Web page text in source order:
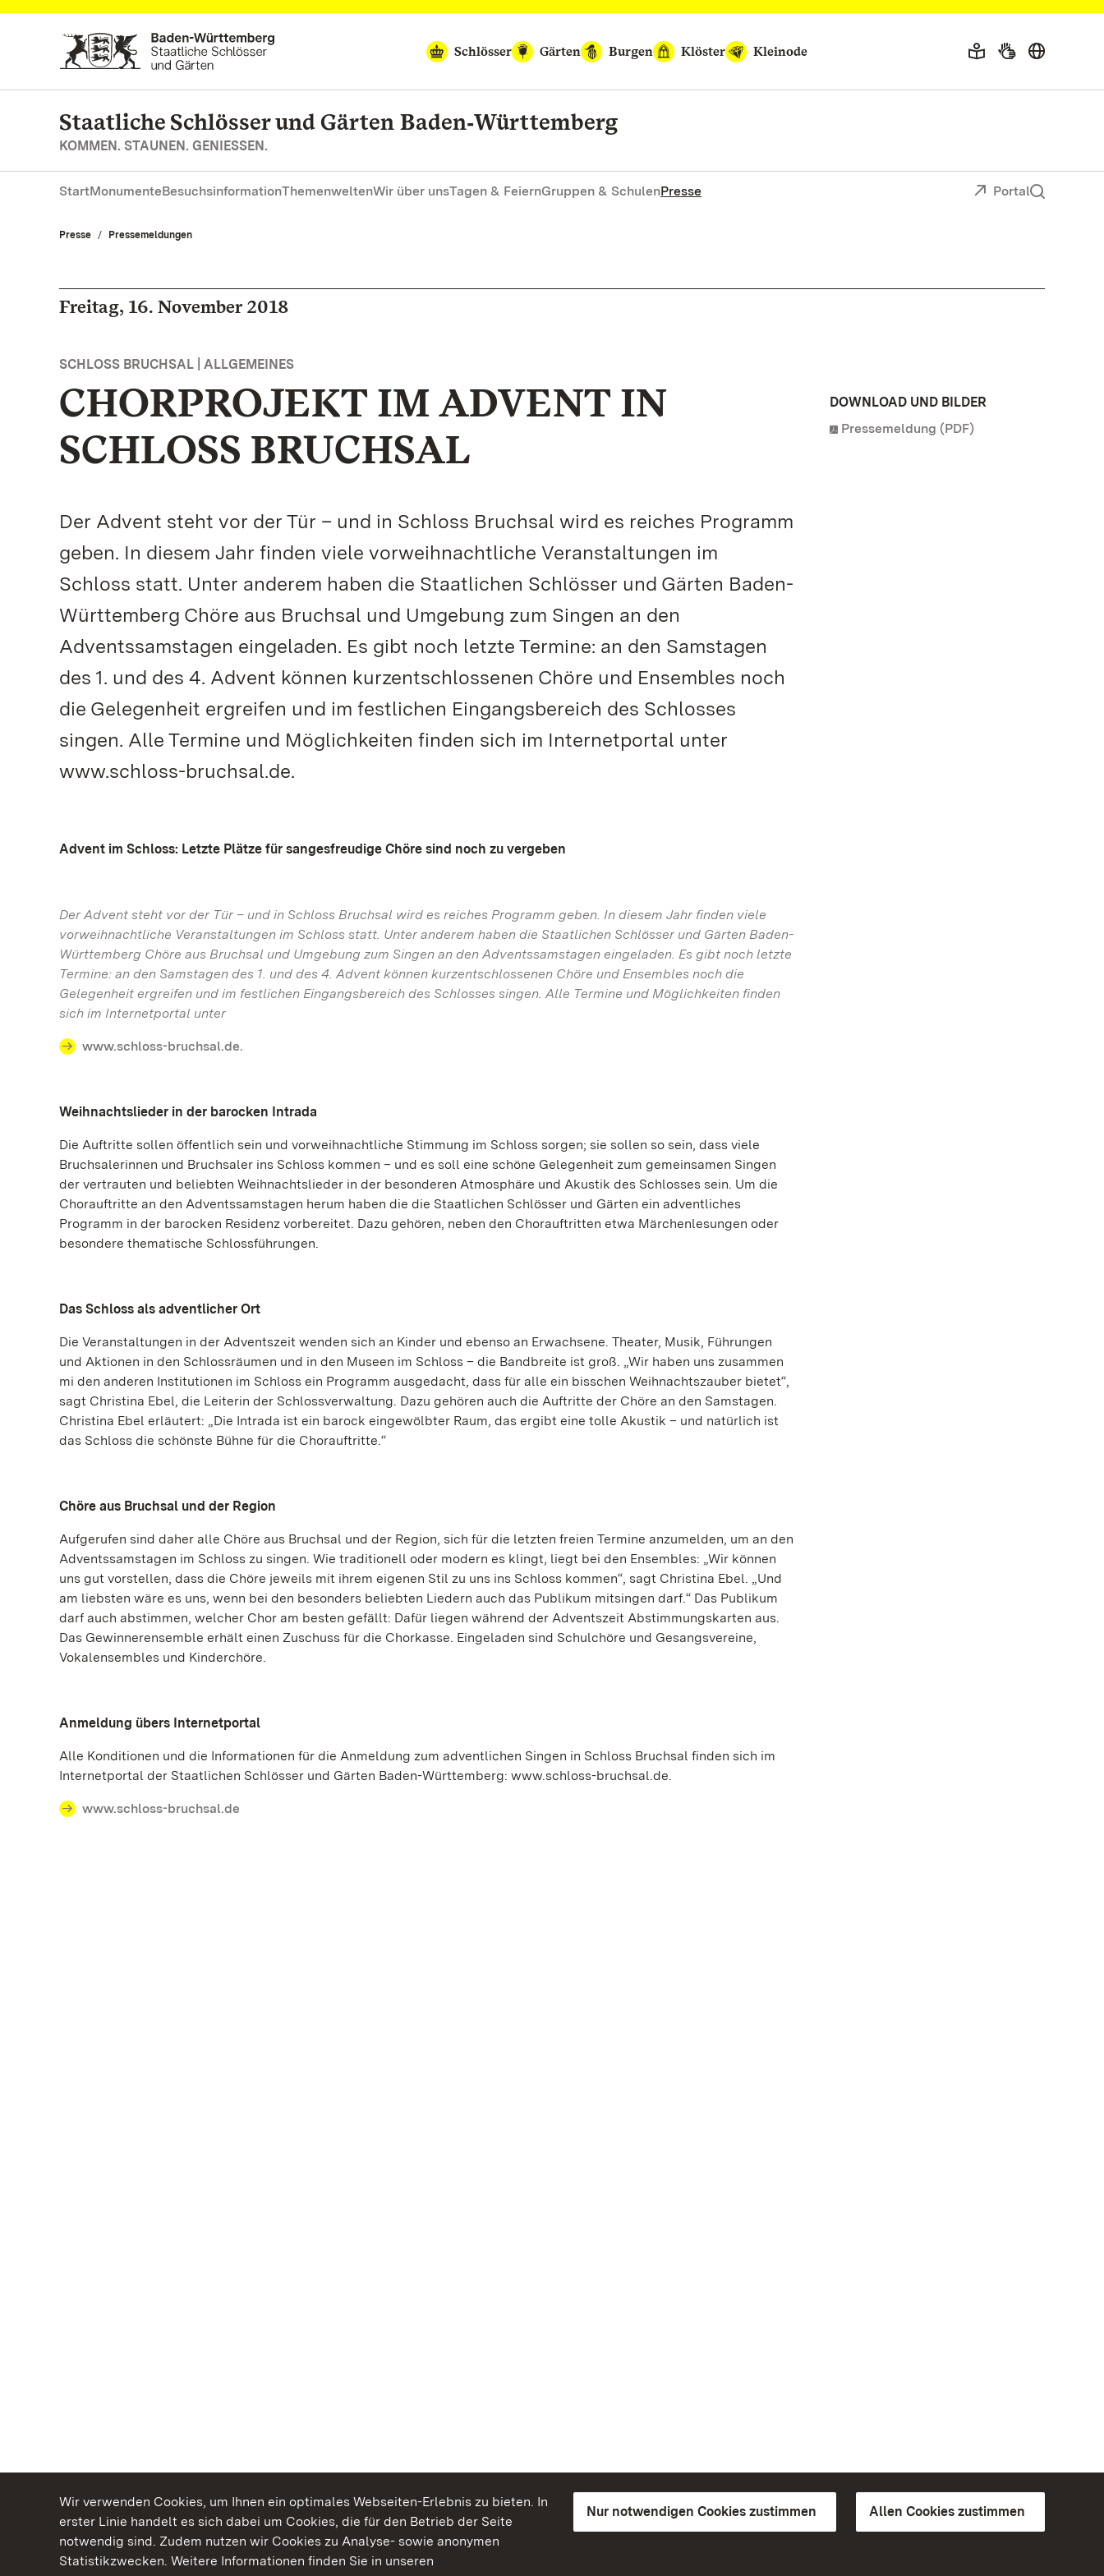
Wir verwenden Cookies, um Ihnen ein optimales Webseiten-Erlebnis zu bieten. In
erster Linie handelt es sich dabei um Cookies, die für den Betrieb der Seite
notwendig sind. Zudem nutzen wir Cookies zu Analyse- sowie anonymen
Statistikzwecken. Weitere Informationen finden Sie in unseren
Nur notwendigen Cookies zustimmen Allen Cookies zustimmen
Zum Hauptinhalt springen
Schlösser
Gärten Burgen Klöster Kleinode
Staatliche Schlösser und Gärten Baden‑Württemberg
KOMMEN. STAUNEN. GENIESSEN.
StartMonumenteBesuchsinformationThemenweltenWir über unsTagen & FeiernGruppen & SchulenPresse Portal
Presse Pressemeldungen
Freitag, 16. November 2018
SCHLOSS BRUCHSAL | ALLGEMEINES
CHORPROJEKT IM ADVENT IN
SCHLOSS BRUCHSAL
Der Advent steht vor der Tür – und in Schloss Bruchsal wird es reiches Programm
geben. In diesem Jahr finden viele vorweihnachtliche Veranstaltungen im
Schloss statt. Unter anderem haben die Staatlichen Schlösser und Gärten Baden-
Württemberg Chöre aus Bruchsal und Umgebung zum Singen an den
Adventssamstagen eingeladen. Es gibt noch letzte Termine: an den Samstagen
des 1. und des 4. Advent können kurzentschlossenen Chöre und Ensembles noch
die Gelegenheit ergreifen und im festlichen Eingangsbereich des Schlosses
singen. Alle Termine und Möglichkeiten finden sich im Internetportal unter
www.schloss-bruchsal.de.
Advent im Schloss: Letzte Plätze für sangesfreudige Chöre sind noch zu vergeben
Der Advent steht vor der Tür – und in Schloss Bruchsal wird es reiches Programm geben. In diesem Jahr finden viele
vorweihnachtliche Veranstaltungen im Schloss statt. Unter anderem haben die Staatlichen Schlösser und Gärten Baden-
Württemberg Chöre aus Bruchsal und Umgebung zum Singen an den Adventssamstagen eingeladen. Es gibt noch letzte
Termine: an den Samstagen des 1. und des 4. Advent können kurzentschlossenen Chöre und Ensembles noch die
Gelegenheit ergreifen und im festlichen Eingangsbereich des Schlosses singen. Alle Termine und Möglichkeiten finden
sich im Internetportal unter
www.schloss-bruchsal.de.
Weihnachtslieder in der barocken Intrada
Die Auftritte sollen öffentlich sein und vorweihnachtliche Stimmung im Schloss sorgen; sie sollen so sein, dass viele
Bruchsalerinnen und Bruchsaler ins Schloss kommen – und es soll eine schöne Gelegenheit zum gemeinsamen Singen
der vertrauten und beliebten Weihnachtslieder in der besonderen Atmosphäre und Akustik des Schlosses sein. Um die
Chorauftritte an den Adventssamstagen herum haben die die Staatlichen Schlösser und Gärten ein adventliches
Programm in der barocken Residenz vorbereitet. Dazu gehören, neben den Chorauftritten etwa Märchenlesungen oder
besondere thematische Schlossführungen.
Das Schloss als adventlicher Ort
Die Veranstaltungen in der Adventszeit wenden sich an Kinder und ebenso an Erwachsene. Theater, Musik, Führungen
und Aktionen in den Schlossräumen und in den Museen im Schloss – die Bandbreite ist groß. „Wir haben uns zusammen
mi den anderen Institutionen im Schloss ein Programm ausgedacht, dass für alle ein bisschen Weihnachtszauber bietet“,
sagt Christina Ebel, die Leiterin der Schlossverwaltung. Dazu gehören auch die Auftritte der Chöre an den Samstagen.
Christina Ebel erläutert: „Die Intrada ist ein barock eingewölbter Raum, das ergibt eine tolle Akustik – und natürlich ist
das Schloss die schönste Bühne für die Chorauftritte.“
Chöre aus Bruchsal und der Region
Aufgerufen sind daher alle Chöre aus Bruchsal und der Region, sich für die letzten freien Termine anzumelden, um an den
Adventssamstagen im Schloss zu singen. Wie traditionell oder modern es klingt, liegt bei den Ensembles: „Wir können
uns gut vorstellen, dass die Chöre jeweils mit ihrem eigenen Stil zu uns ins Schloss kommen“, sagt Christina Ebel. „Und
am liebsten wäre es uns, wenn bei den besonders beliebten Liedern auch das Publikum mitsingen darf.“ Das Publikum
darf auch abstimmen, welcher Chor am besten gefällt: Dafür liegen während der Adventszeit Abstimmungskarten aus.
Das Gewinnerensemble erhält einen Zuschuss für die Chorkasse. Eingeladen sind Schulchöre und Gesangsvereine,
Vokalensembles und Kinderchöre.
Anmeldung übers Internetportal
Alle Konditionen und die Informationen für die Anmeldung zum adventlichen Singen in Schloss Bruchsal finden sich im
Internetportal der Staatlichen Schlösser und Gärten Baden-Württemberg: www.schloss-bruchsal.de.
www.schloss-bruchsal.de
DOWNLOAD UND BILDER
Pressemeldung (PDF)